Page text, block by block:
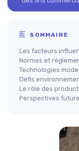
SOMMAIRE
Les facteurs
Normes et
Technologies
Défis
Le rôle des
Perspectives